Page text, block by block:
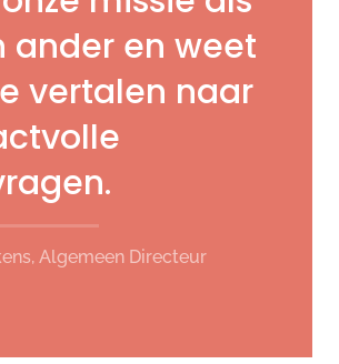
ander en weet
vertalen naar
Algemeen Directeur